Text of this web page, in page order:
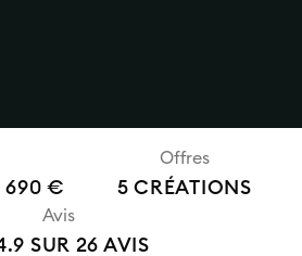
690 €
Offres
5 CRÉATIONS
Avis
SUR 26 AVIS